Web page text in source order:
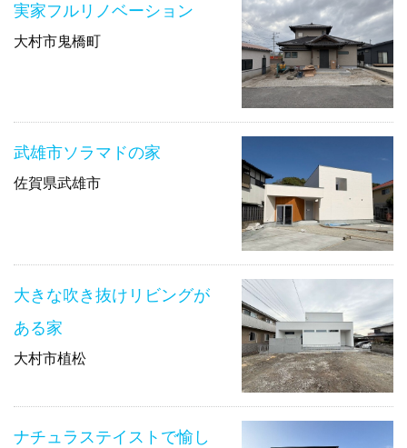
実家フルリノベーション
大村市鬼橋町
武雄市ソラマドの家
佐賀県武雄市
大きな吹き抜けリビングが
ある家
大村市植松
ナチュラステイストで愉し